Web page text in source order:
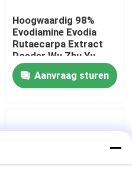
Hoogwaardig 98%
Evodiamine Evodia
Rutaecarpa Extract
Poeder Wu Zhu Yu
Extract Poeder
Aanvraag sturen